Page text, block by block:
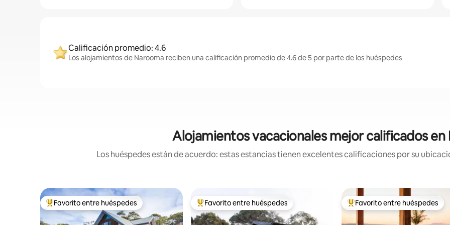
Calificación promedio: 4.6
Los alojamientos de Narooma reciben una calificación promedio de 4.6 de 5 por parte de los huéspedes
Alojamientos vacacionales mejor calificados en
Los huéspedes están de acuerdo: estas estancias tienen excelentes calificaciones por su
De los mejores en Favorito entre huéspedes
Favorito entre huéspedes De los mejores en Favorito entre huéspedes
Favorito entre huéspedes De los mejores en Favorito
Favorito entre huéspedes